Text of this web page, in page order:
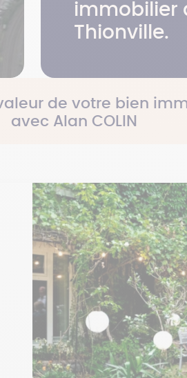
immobilier
Thionville.
de votre bien
avec Alan COLIN